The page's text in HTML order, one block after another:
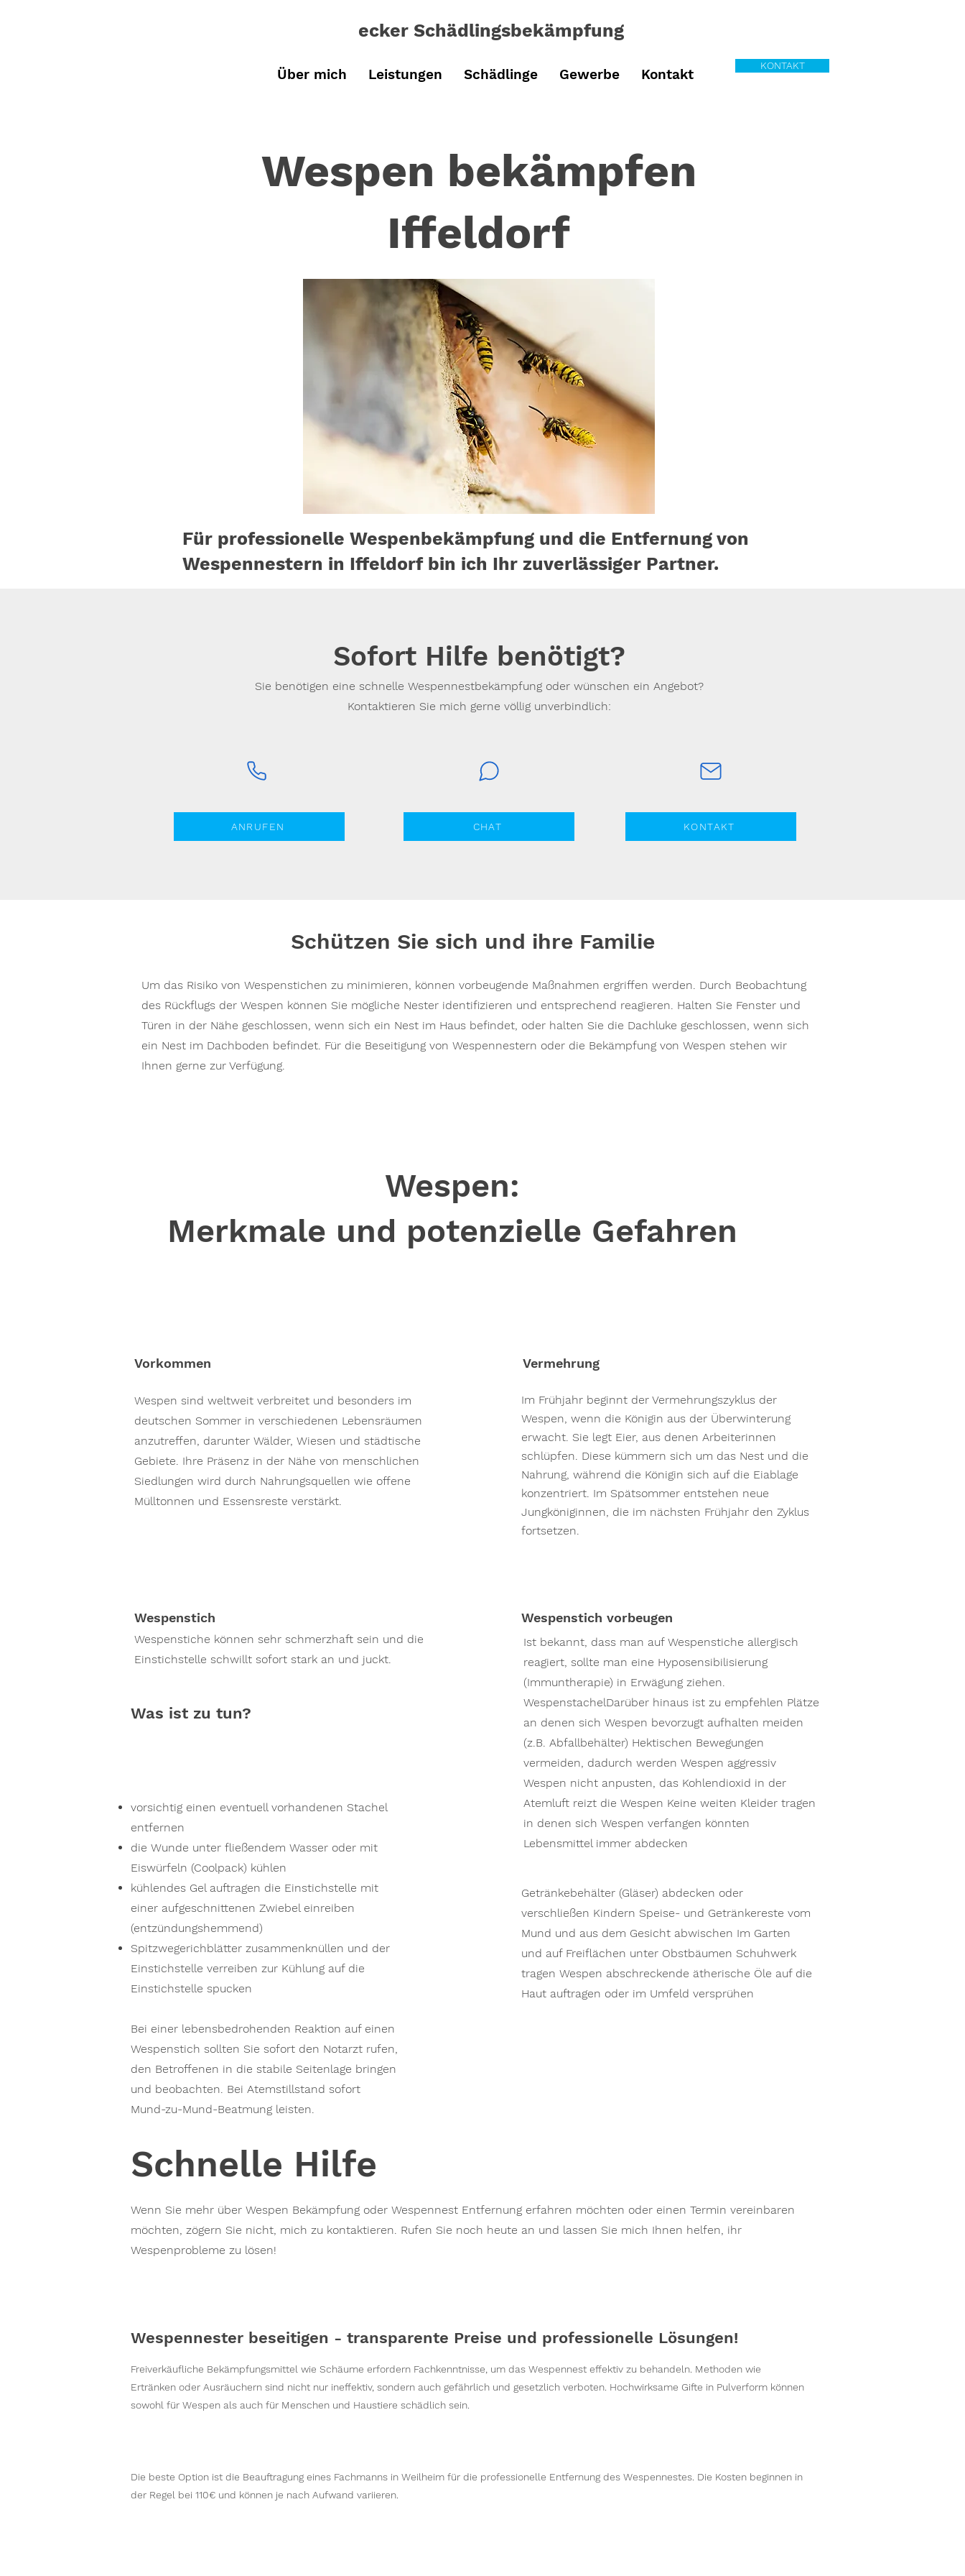
ecker Schädlingsbekämpfung
Über mich Leistungen Schädlinge Gewerbe Kontakt
KONTAKT
Wespen bekämpfen
Iffeldorf
Für professionelle Wespenbekämpfung und die Entfernung von
Wespennestern in Iffeldorf bin ich Ihr zuverlässiger Partner.
Sofort Hilfe benötigt?
Sie benötigen eine schnelle Wespennestbekämpfung oder wünschen ein Angebot?
Kontaktieren Sie mich gerne völlig unverbindlich:
ANRUFEN CHAT KONTAKT
Schützen Sie sich und ihre Familie
Um das Risiko von Wespenstichen zu minimieren, können vorbeugende Maßnahmen ergriffen werden. Durch Beobachtung
des Rückflugs der Wespen können Sie mögliche Nester identifizieren und entsprechend reagieren. Halten Sie Fenster und
Türen in der Nähe geschlossen, wenn sich ein Nest im Haus befindet, oder halten Sie die Dachluke geschlossen, wenn sich
ein Nest im Dachboden befindet. Für die Beseitigung von Wespennestern oder die Bekämpfung von Wespen stehen wir
Ihnen gerne zur Verfügung.
Wespen:
Merkmale und potenzielle Gefahren
Vorkommen
Wespen sind weltweit verbreitet und besonders im
deutschen Sommer in verschiedenen Lebensräumen
anzutreffen, darunter Wälder, Wiesen und städtische
Gebiete. Ihre Präsenz in der Nähe von menschlichen
Siedlungen wird durch Nahrungsquellen wie offene
Mülltonnen und Essensreste verstärkt.
Wespenstich
Wespenstiche können sehr schmerzhaft sein und die
Einstichstelle schwillt sofort stark an und juckt.
Was ist zu tun?
vorsichtig einen eventuell vorhandenen Stachel
entfernen
die Wunde unter fließendem Wasser oder mit
Eiswürfeln (Coolpack) kühlen
kühlendes Gel auftragen die Einstichstelle mit
einer aufgeschnittenen Zwiebel einreiben
(entzündungshemmend)
Spitzwegerichblätter zusammenknüllen und der
Einstichstelle verreiben zur Kühlung auf die
Einstichstelle spucken
Bei einer lebensbedrohenden Reaktion auf einen
Wespenstich sollten Sie sofort den Notarzt rufen,
den Betroffenen in die stabile Seitenlage bringen
und beobachten. Bei Atemstillstand sofort
Mund-zu-Mund-Beatmung leisten.
Vermehrung
Im Frühjahr beginnt der Vermehrungszyklus der
Wespen, wenn die Königin aus der Überwinterung
erwacht. Sie legt Eier, aus denen Arbeiterinnen
schlüpfen. Diese kümmern sich um das Nest und die
Nahrung, während die Königin sich auf die Eiablage
konzentriert. Im Spätsommer entstehen neue
Jungköniginnen, die im nächsten Frühjahr den Zyklus
fortsetzen.
Wespenstich vorbeugen
Ist bekannt, dass man auf Wespenstiche allergisch
reagiert, sollte man eine Hyposensibilisierung
(Immuntherapie) in Erwägung ziehen.
WespenstachelDarüber hinaus ist zu empfehlen Plätze
an denen sich Wespen bevorzugt aufhalten meiden
(z.B. Abfallbehälter) Hektischen Bewegungen
vermeiden, dadurch werden Wespen aggressiv
Wespen nicht anpusten, das Kohlendioxid in der
Atemluft reizt die Wespen Keine weiten Kleider tragen
in denen sich Wespen verfangen könnten
Lebensmittel immer abdecken
Getränkebehälter (Gläser) abdecken oder
verschließen Kindern Speise- und Getränkereste vom
Mund und aus dem Gesicht abwischen Im Garten
und auf Freiflächen unter Obstbäumen Schuhwerk
tragen Wespen abschreckende ätherische Öle auf die
Haut auftragen oder im Umfeld versprühen
Schnelle Hilfe
Wenn Sie mehr über Wespen Bekämpfung oder Wespennest Entfernung erfahren möchten oder einen Termin vereinbaren
möchten, zögern Sie nicht, mich zu kontaktieren. Rufen Sie noch heute an und lassen Sie mich Ihnen helfen, ihr
Wespenprobleme zu lösen!
Wespennester beseitigen - transparente Preise und professionelle Lösungen!
Freiverkäufliche Bekämpfungsmittel wie Schäume erfordern Fachkenntnisse, um das Wespennest effektiv zu behandeln. Methoden wie
Ertränken oder Ausräuchern sind nicht nur ineffektiv, sondern auch gefährlich und gesetzlich verboten. Hochwirksame Gifte in Pulverform können
sowohl für Wespen als auch für Menschen und Haustiere schädlich sein.
Die beste Option ist die Beauftragung eines Fachmanns in Weilheim für die professionelle Entfernung des Wespennestes. Die Kosten beginnen in
der Regel bei 110€ und können je nach Aufwand variieren.